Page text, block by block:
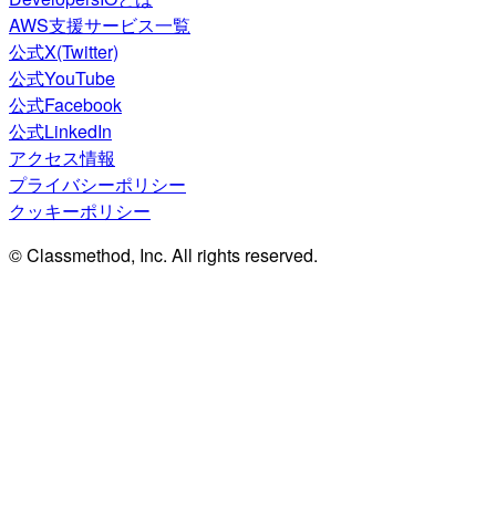
AWS支援サービス一覧
公式X(Twitter)
公式YouTube
公式Facebook
公式LinkedIn
アクセス情報
プライバシーポリシー
クッキーポリシー
© Classmethod, Inc. All rights reserved.